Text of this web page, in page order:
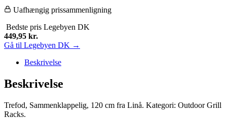
Uafhængig prissammenligning
Bedste pris Legebyen DK
449,95 kr.
Gå til Legebyen DK →
Beskrivelse
Beskrivelse
Trefod, Sammenklappelig, 120 cm fra Linå. Kategori: Outdoor Grill
Racks.